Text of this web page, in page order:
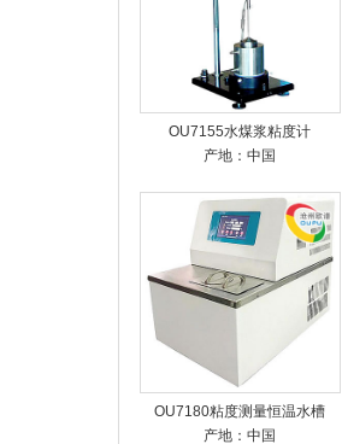
OU7155水煤浆粘度计
产地：中国
OU7180粘度测量恒温水槽
产地：中国